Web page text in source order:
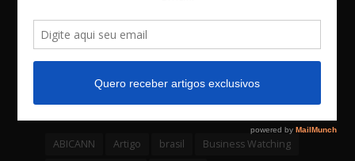
Bossa Nova Investimentos é a primeira
empresa da América latina a lançar um
fundo através de uma Criptomoeda
4 comentários
ABICANN Artigo brasil
Business Watching